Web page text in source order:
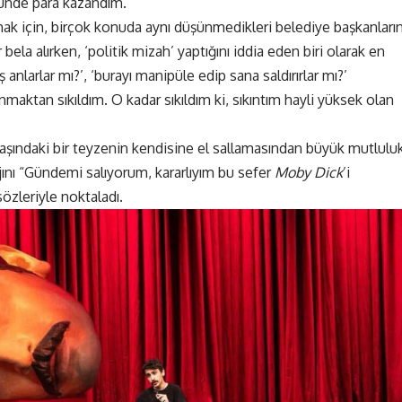
için, birçok konuda aynı düşünmedikleri belediye
bela alırken, ‘politik mizah’ yaptığını iddia eden biri olarak en
mı?’, ‘burayı manipüle edip sana saldırırlar mı?’
sıkıldım. O kadar sıkıldım ki, sıkıntım hayli yüksek olan
bir teyzenin kendisine el sallamasından büyük
“Gündemi salıyorum, kararlıyım bu sefer Moby Dick’i
noktaladı.